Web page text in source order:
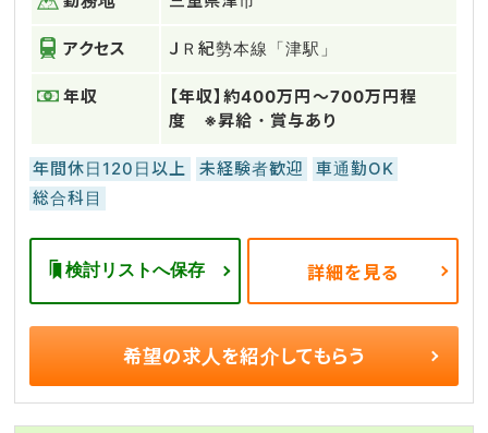
アクセス ＪＲ紀勢本線「津駅」
年収
【年収】約400万円～700万円程
度 ※昇給・賞与あり
年間休日120日以上 未経験者歓迎
車通勤OK
総合科目
検討リストへ保存 詳細を見る
希望の求人を紹介してもらう